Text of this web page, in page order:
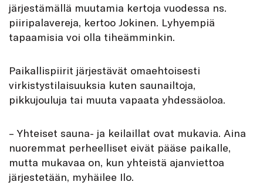
järjestämällä muutamia kertoja vuodessa ns.
piiripalavereja, kertoo Jokinen. Lyhyempiä
tapaamisia voi olla tiheämminkin.
Paikallispiirit järjestävät omaehtoisesti
virkistystilaisuuksia kuten saunailtoja,
pikkujouluja tai muuta vapaata yhdessäoloa.
– Yhteiset sauna- ja keilaillat ovat mukavia. Aina
nuoremmat perheelliset eivät pääse paikalle,
mutta mukavaa on, kun yhteistä ajanviettoa
järjestetään, myhäilee Ilo.